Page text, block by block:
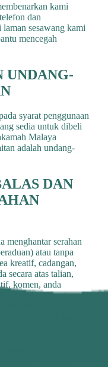
kami
dan
sesawang kami
mencegah
UNDANG-
syarat penggunaan
sedia untuk dibeli
Malaya
adalah undang-
DAN
menghantar serahan
atau tanpa
kreatif, cadangan,
secara atas talian,
komen, anda
bila-bila masa, tanpa